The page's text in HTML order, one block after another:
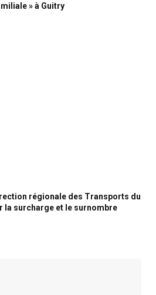
» à Guitry
régionale des Transports du
la surcharge et le surnombre